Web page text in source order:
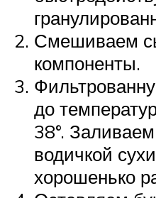
Смешиваем
компоненты.
до
38°.
водичкой
хорошенько